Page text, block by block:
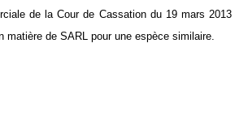
de la Cour de Cassation du 19 mars 2013
matière de SARL pour une espèce similaire.